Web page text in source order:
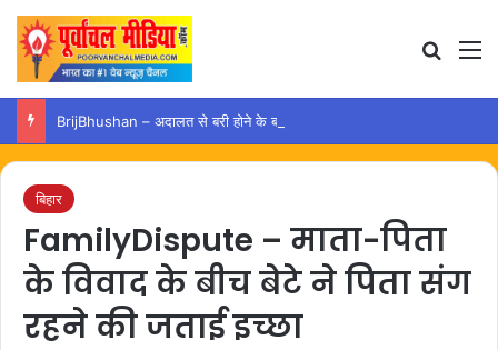
बिहार
FamilyDispute – माता-पिता
के विवाद के बीच बेटे ने पिता संग
रहने की जताई इच्छा